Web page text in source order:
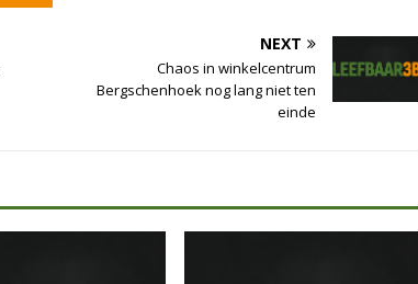
NEXT
Chaos in winkelcentrum
Bergschenhoek nog lang niet ten
einde